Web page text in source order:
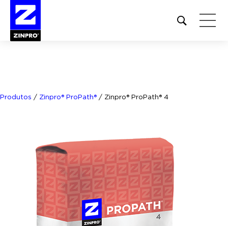
Open
site
Produtos / Zinpro® ProPath® / Zinpro® ProPath® 4